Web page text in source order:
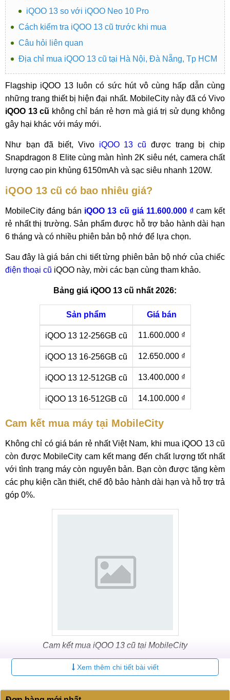
iQOO 13 so với iQOO Neo 10 Pro
Cách kiểm tra iQOO 13 cũ trước khi mua
Câu hỏi liên quan
Địa chỉ mua iQOO 13 cũ tại Hà Nội, Đà Nẵng, Tp HCM
Flagship iQOO 13 luôn có sức hút vô cùng hấp dẫn cùng
những trang thiết bị hiện đại nhất. MobileCity này đã có Vivo
iQOO 13 cũ không chỉ bán rẻ hơn mà giá trị sử dụng không
gây hại khác với máy mới.
Như bạn đã biết, Vivo iQOO 13 cũ được trang bị chip
Snapdragon 8 Elite cùng màn hình 2K siêu nét, camera chất
lượng cao pin khủng 6150mAh và sạc siêu nhanh 120W.
iQOO 13 cũ có bao nhiêu giá?
MobileCity đáng bán iQOO 13 cũ giá 11.600.000 ₫cam kết
rẻ nhất thị trường. Sản phẩm được hỗ trợ bảo hành dài hạn
6 tháng và có nhiều phiên bản bộ nhớ để lựa chọn.
Sau đây là giá bán chi tiết từng phiên bản bộ nhớ của chiếc
điện thoại cũ iQOO này, mời các bạn cùng tham khảo.
Bảng giá iQOO 13 cũ nhất 2026:
Sản phẩm Giá bán
iQOO 13 12-256GB cũ 11.600.000 ₫
iQOO 13 16-256GB cũ 12.650.000 ₫
iQOO 13 12-512GB cũ 13.400.000 ₫
iQOO 13 16-512GB cũ 14.100.000 ₫
Cam kết mua máy tại MobileCity
Không chỉ có giá bán rẻ nhất Việt Nam, khi mua iQOO 13 cũ
còn được MobileCity cam kết mang đến chất lượng tốt nhất
với tình trạng máy còn nguyên bản. Bạn còn được tặng kèm
các phụ kiện cần thiết, chế độ bảo hành dài hạn và hỗ trợ trả
góp 0%.
Cam kết mua iQOO 13 cũ tại MobileCity
MobileCity đang bán những sản phẩm iQOO 13 cũ có ngoại
Xem thêm chi tiết bài viết